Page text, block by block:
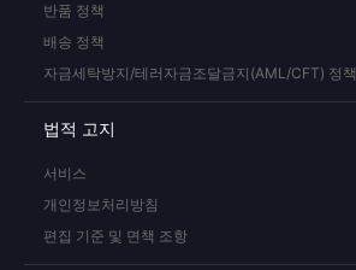
반품 정책
배송 정책
자금세탁방지/테러자금조달금지(AML/CFT) 정책
법적 고지
서비스
개인정보처리방침
편집 기준 및 면책 조항